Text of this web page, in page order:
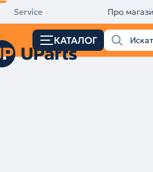
Service Про
КАТАЛОГ